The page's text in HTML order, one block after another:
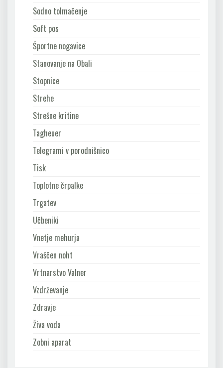
Sodno tolmačenje
Soft pos
Športne nogavice
Stanovanje na Obali
Stopnice
Strehe
Strešne kritine
Tagheuer
Telegrami v porodnišnico
Tisk
Toplotne črpalke
Trgatev
Učbeniki
Vnetje mehurja
Vraščen noht
Vrtnarstvo Valner
Vzdrževanje
Zdravje
Živa voda
Zobni aparat